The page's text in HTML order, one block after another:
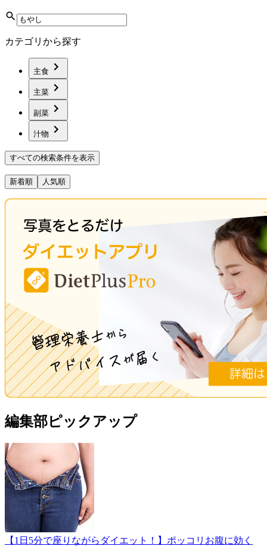
カテゴリから探す
主食
主菜
副菜
汁物
すべての検索条件を表示
新着順 人気順
編集部ピックアップ
【1日5分で座りながらダイエット！】ポッコリお腹に効く